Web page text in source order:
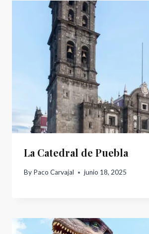
La Catedral de Puebla
By Paco Carvajal junio 18, 2025